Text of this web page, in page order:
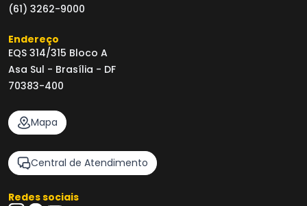
(61) 3262-9000
Endereço
EQS 314/315 Bloco A
Asa Sul - Brasília - DF
70383-400
Mapa
Central de Atendimento
Redes sociais